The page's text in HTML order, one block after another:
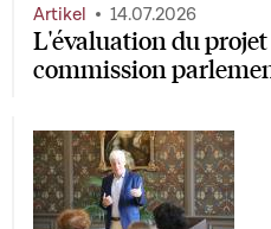
L'évaluation du
commission
Artikel 14.07.2026